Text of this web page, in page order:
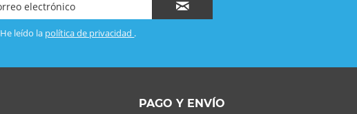
He leído la política de privacidad .
PAGO Y ENVÍO